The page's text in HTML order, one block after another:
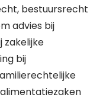
bestuursrecht
advies bij
zakelijke
bij